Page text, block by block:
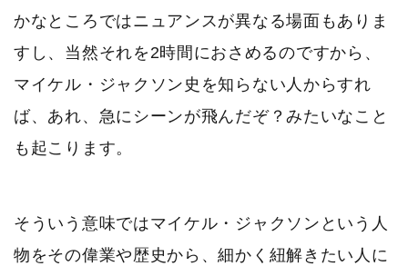
かなところではニュアンスが異なる場面もありま
すし、当然それを2時間におさめるのですから、
マイケル・ジャクソン史を知らない人からすれ
ば、あれ、急にシーンが飛んだぞ？みたいなこと
も起こります。
そういう意味ではマイケル・ジャクソンという人
物をその偉業や歴史から、細かく紐解きたい人に